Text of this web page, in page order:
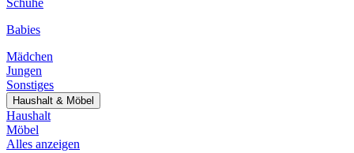
Schuhe
Babies
Mädchen
Jungen
Sonstiges
Haushalt & Möbel
Haushalt
Möbel
Alles anzeigen